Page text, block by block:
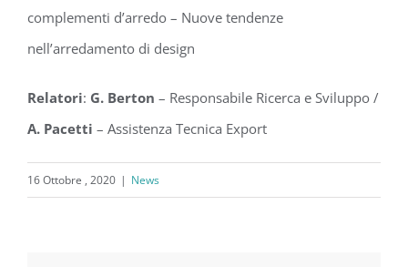
complementi d’arredo – Nuove tendenze
nell’arredamento di design
Relatori: G. Berton – Responsabile Ricerca e Sviluppo /
A. Pacetti – Assistenza Tecnica Export
16 Ottobre , 2020 | News